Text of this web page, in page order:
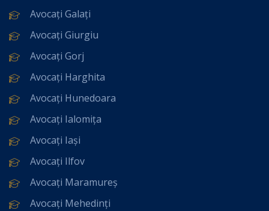
Avocați Galați
Avocați Giurgiu
Avocați Gorj
Avocați Harghita
Avocați Hunedoara
Avocați Ialomița
Avocați Iași
Avocați Ilfov
Avocați Maramureș
Avocați Mehedinți